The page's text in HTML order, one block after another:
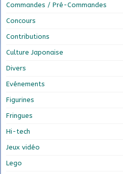
Commandes / Pré-Commandes
Concours
Contributions
Culture Japonaise
Divers
Evénements
Figurines
Fringues
Hi-tech
Jeux vidéo
Lego